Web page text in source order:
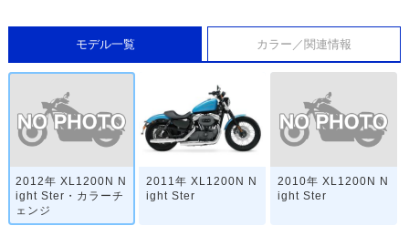
モデル一覧 カラー／関連情報
2012年 XL1200N N
ight Ster・カラーチ
ェンジ
2011年 XL1200N N
ight Ster
2010年 XL1200N N
ight Ster